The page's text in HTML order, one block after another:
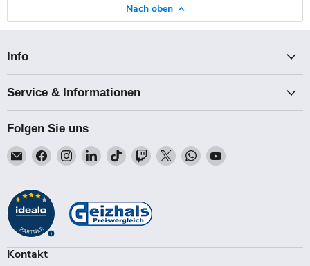
Nach oben
Info
Service & Informationen
Folgen Sie uns
Email
Talk-
Finden
Sie
auf
Facebook
Finden
Sie
auf
Instagram
Finden
Sie
auf
LinkedIn
Finden
Sie
auf
TikTok
Finden
Sie
Twitch
Finden
Sie
Finden
Sie
Finden
Kontakt